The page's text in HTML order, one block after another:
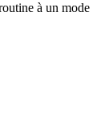
à un mode